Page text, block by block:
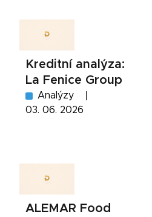
Kreditní analýza:
La Fenice Group
Analýzy
03. 06. 2026
ALEMAR Food